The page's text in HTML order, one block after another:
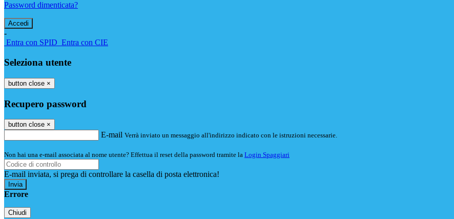
Password dimenticata?
-
Entra con SPID Entra con CIE
Seleziona utente
button close ×
Recupero password
button close ×
E-mail Verrà inviato un messaggio all'indirizzo indicato con le istruzioni necessarie.
Non hai una e-mail associata al nome utente? Effettua il reset della password tramite la Login Spaggiari
E-mail inviata, si prega di controllare la casella di posta elettronica!
Errore
Chiudi